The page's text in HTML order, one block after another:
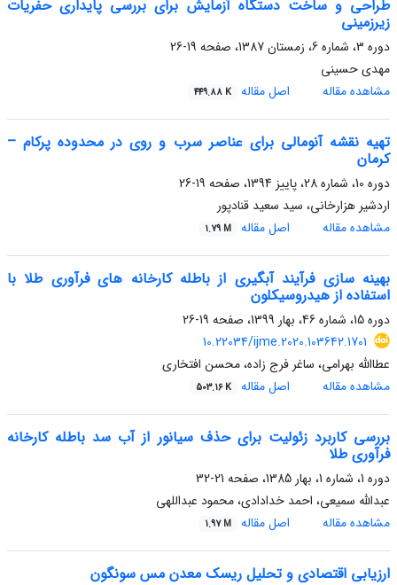
طراحی و ساخت دستگاه آزمایش برای بررسی پایداری حفریات
زیرزمینی
دوره 3، شماره 6، زمستان 1387، صفحه
19-26
مهدی حسینی
مشاهده مقاله
اصل مقاله 449.88 K
تهیه نقشه‌ آنومالی برای عناصر سرب و روی در محدوده پرکام –
کرمان
دوره 10، شماره 28، پاییز 1394، صفحه
19-26
اردشیر هزارخانی، سید سعید قنادپور
مشاهده مقاله
اصل مقاله 1.79 M
بهینه سازی فرآیند آبگیری از باطله کارخانه های فرآوری طلا با
استفاده از هیدروسیکلون
دوره 15، شماره 46، بهار 1399، صفحه
19-26
10.22034/ijme.2020.103642.1701
عطاالله بهرامی، ساغر فرج زاده، محسن افتخاری
مشاهده مقاله
اصل مقاله 503.16 K
بررسی کاربرد زئولیت برای حذف سیانور از آب سد باطله کارخانه
فرآوری طلا
دوره 1، شماره 1، بهار 1385، صفحه
21-32
عبدالله سمیعی، احمد خدادادی، محمود عبداللهی
مشاهده مقاله
اصل مقاله 1.97 M
ارزیابی اقتصادی و تحلیل ریسک معدن مس سونگون